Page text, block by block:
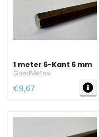
1 meter 6-Kant 6 mm
GoedMetaal
€9,67